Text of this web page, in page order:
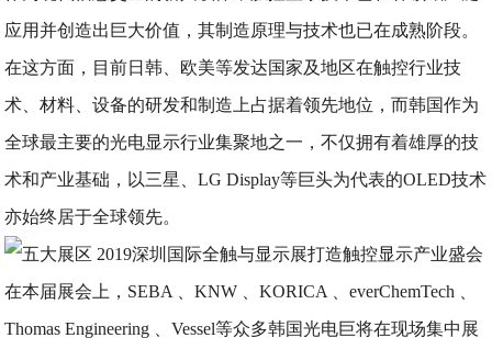
应用并创造出巨大价值，其制造原理与技术也已在成熟阶段。
在这方面，目前日韩、欧美等发达国家及地区在触控行业技
术、材料、设备的研发和制造上占据着领先地位，而韩国作为
全球最主要的光电显示行业集聚地之一，不仅拥有着雄厚的技
术和产业基础，以三星、LG Display等巨头为代表的OLED技术
亦始终居于全球领先。
在本届展会上，SEBA 、KNW 、KORICA 、everChemTech 、
Thomas Engineering 、Vessel等众多韩国光电巨将在现场集中展